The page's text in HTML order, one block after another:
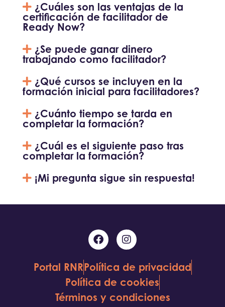
¿Cuáles son las ventajas de la
certificación de facilitador de
Ready Now?
¿Se puede ganar dinero
trabajando como facilitador?
¿Qué cursos se incluyen en la
formación inicial para facilitadores?
¿Cuánto tiempo se tarda en
completar la formación?
¿Cuál es el siguiente paso tras
completar la formación?
¡Mi pregunta sigue sin respuesta!
Portal RNRPolítica de privacidad
Política de cookies
Términos y condiciones